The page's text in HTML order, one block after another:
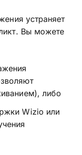
устраняет
Вы можете
либо
Wizio или